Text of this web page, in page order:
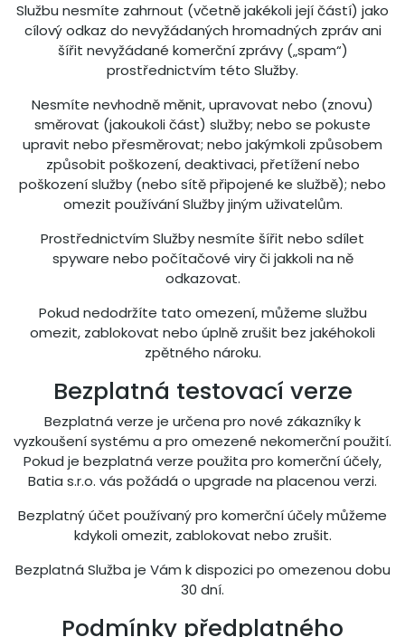
Službu nesmíte zahrnout (včetně jakékoli její částí) jako
cílový odkaz do nevyžádaných hromadných zpráv ani
šířit nevyžádané komerční zprávy („spam“)
prostřednictvím této Služby.
Nesmíte nevhodně měnit, upravovat nebo (znovu)
směrovat (jakoukoli část) služby; nebo se pokuste
upravit nebo přesměrovat; nebo jakýmkoli způsobem
způsobit poškození, deaktivaci, přetížení nebo
poškození služby (nebo sítě připojené ke službě); nebo
omezit používání Služby jiným uživatelům.
Prostřednictvím Služby nesmíte šířit nebo sdílet
spyware nebo počítačové viry či jakkoli na ně
odkazovat.
Pokud nedodržíte tato omezení, můžeme službu
omezit, zablokovat nebo úplně zrušit bez jakéhokoli
zpětného nároku.
Bezplatná testovací verze
Bezplatná verze je určena pro nové zákazníky k
vyzkoušení systému a pro omezené nekomerční použití.
Pokud je bezplatná verze použita pro komerční účely,
Batia s.r.o. vás požádá o upgrade na placenou verzi.
Bezplatný účet používaný pro komerční účely můžeme
kdykoli omezit, zablokovat nebo zrušit.
Bezplatná Služba je Vám k dispozici po omezenou dobu
30 dní.
Podmínky předplatného